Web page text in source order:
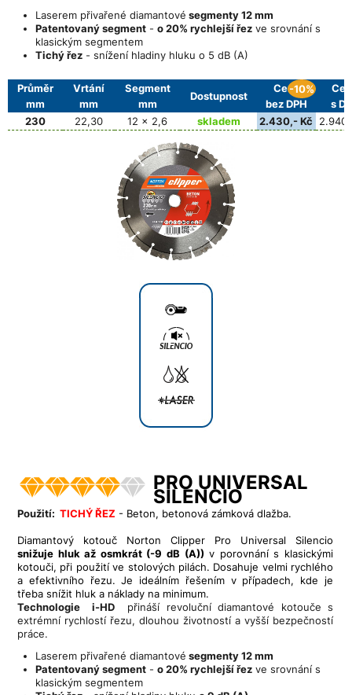
Laserem přivařené diamantové segmenty 12 mm
Patentovaný segment - o 20% rychlejší řez ve srovnání s
klasickým segmentem
Tichý řez - snížení hladiny hluku o 5 dB (A)
Průměr
mm
Vrtání
mm
Segment
mm
Dostupnost
Cena
bez DPH
-10%
s
230
22,30 12 x 2,6 skladem 2.430,- Kč
PRO UNIVERSAL
SILENCIO
Použití: TICHÝ ŘEZ - Beton, betonová zámková dlažba.
Diamantový kotouč Norton Clipper Pro Universal Silencio
snižuje hluk až osmkrát (-9 dB (A)) v porovnání s klasickými
kotouči, při použití ve stolových pilách. Dosahuje velmi rychlého
a efektivního řezu. Je ideálním řešením v případech, kde je
třeba snížit hluk a náklady na minimum.
Technologie i-HD
přináší revoluční diamantové kotouče s
extrémní rychlostí řezu, dlouhou životností a vyšší bezpečností
práce.
Laserem přivařené diamantové segmenty 12 mm
Patentovaný segment - o 20% rychlejší řez ve srovnání s
klasickým segmentem